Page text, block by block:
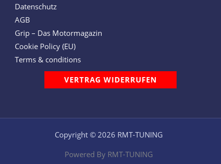
Datenschutz
AGB
Grip – Das Motormagazin
Cookie Policy (EU)
Terms & conditions
VERTRAG WIDERRUFEN
Copyright © 2026 RMT-TUNING
Powered By RMT-TUNING